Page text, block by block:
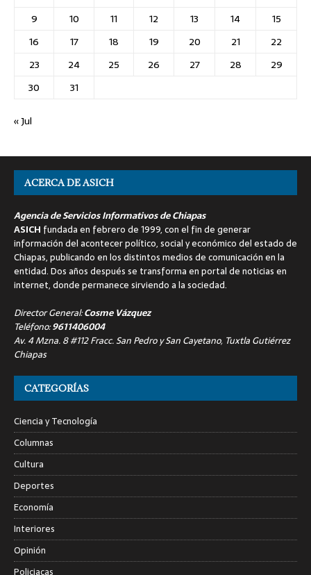
9
10 11 12 13 14
15
16
17 18 19 20 21
22
23
24 25 26 27 28
29
30
31
« Jul
ACERCA DE ASICH
Agencia de Servicios Informativos de Chiapas
ASICH fundada en febrero de 1999, con el fin de generar
información del acontecer político, social y económico del estado de
Chiapas, publicando en los distintos medios de comunicación en la
entidad. Dos años después se transforma en portal de noticias en
internet, donde permanece sirviendo a la sociedad.
Director General:Cosme Vázquez
Teléfono:9611406004
Av. 4 Mzna. 8 #112 Fracc. San Pedro y San Cayetano, Tuxtla Gutiérrez
Chiapas
CATEGORÍAS
Ciencia y Tecnología
Columnas
Cultura
Deportes
Economía
Interiores
Opinión
Policiacas